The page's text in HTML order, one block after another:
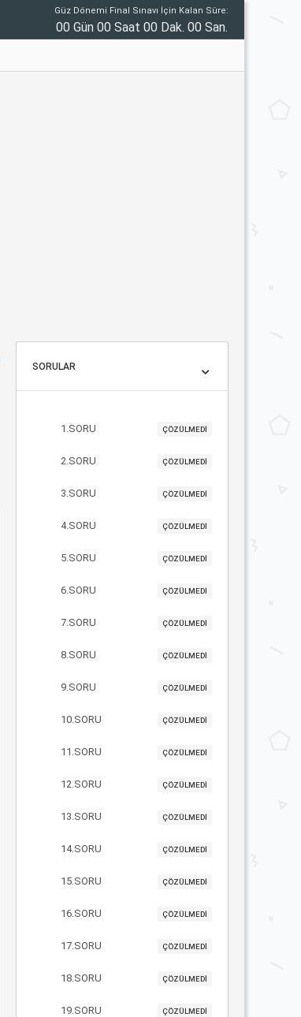
Güz Dönemi Final Sınavı İçin Kalan Süre:
00 Gün 00 Saat 00 Dak. 00 San.
SORULAR
1.SORU ÇÖZÜLMEDİ
2.SORU ÇÖZÜLMEDİ
3.SORU ÇÖZÜLMEDİ
4.SORU ÇÖZÜLMEDİ
5.SORU ÇÖZÜLMEDİ
6.SORU ÇÖZÜLMEDİ
7.SORU ÇÖZÜLMEDİ
8.SORU ÇÖZÜLMEDİ
9.SORU ÇÖZÜLMEDİ
10.SORU ÇÖZÜLMEDİ
11.SORU ÇÖZÜLMEDİ
12.SORU ÇÖZÜLMEDİ
13.SORU ÇÖZÜLMEDİ
14.SORU ÇÖZÜLMEDİ
15.SORU ÇÖZÜLMEDİ
16.SORU ÇÖZÜLMEDİ
17.SORU ÇÖZÜLMEDİ
18.SORU ÇÖZÜLMEDİ
19.SORU ÇÖZÜLMEDİ